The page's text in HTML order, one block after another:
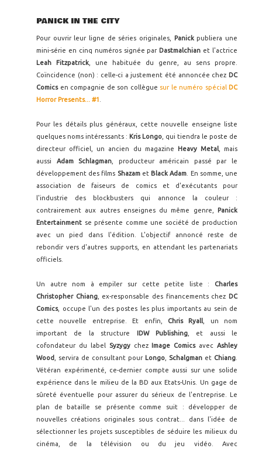
PANICK IN THE CITY
Pour ouvrir leur ligne de séries originales, Panickpubliera une
mini-série en cinq numéros signée par Dastmalchian et l'actrice
Leah Fitzpatrick , une habituée du genre, au sens propre.
Coïncidence (non) : celle-ci a justement été annoncée chez DC
Comicsen compagnie de son collègue sur le numéro spécial
DC
Horror Presents... #1
Pour les détails plus généraux, cette nouvelle enseigne liste
quelques noms intéressants : Kris Longo , qui tiendra le poste de
directeur officiel, un ancien du magazine
Heavy Metal, mais
aussi Adam Schlagman , producteur américain passé par le
développement des films Shazamet Black Adam . En somme, une
association de faiseurs de comics et d'exécutants pour
l'industrie des blockbusters qui annonce la couleur :
contrairement aux autres enseignes du même genre,
Panick
Entertainment se présente comme une société de production
avec un pied dans l'édition. L'objectif annoncé reste de
rebondir vers d'autres supports, en attendant les partenariats
officiels.
Un autre nom à empiler sur cette petite liste : Charles
Christopher Chiang, ex-responsable des financements chez DC
Comics, occupe l'un des postes les plus importants au sein de
cette nouvelle entreprise. Et enfin, Chris Ryall , un nom
important de la structure
IDW Publishing, et aussi le
cofondateur du label
Syzygychez Image Comicsavec Ashley
Wood
, servira de consultant pour Longo Schalgman et Chiang
Vétéran expérimenté, ce-dernier compte aussi sur une solide
expérience dans le milieu de la BD aux Etats-Unis. Un gage de
sûreté éventuelle pour assurer du sérieux de l'entreprise. Le
plan de bataille se présente comme suit : développer de
nouvelles créations originales sous contrat... dans l'idée de
sélectionner les projets susceptibles de séduire les milieux du
cinéma, de la télévision ou du jeu vidéo. Avec